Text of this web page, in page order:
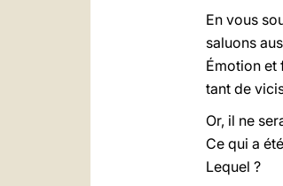
En vous
saluons
Émotion et
tant de
Or, il ne
Ce qui a
Lequel ?